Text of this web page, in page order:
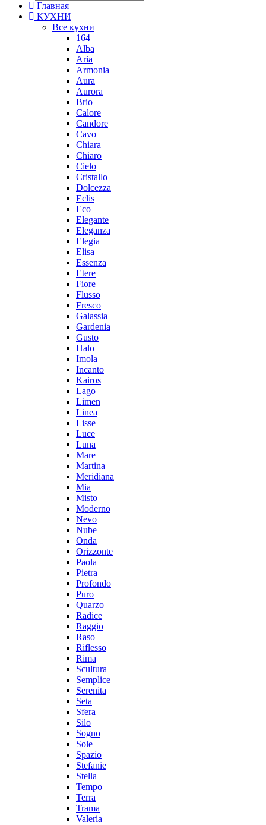
Главная
КУХНИ
Все кухни
164
Alba
Aria
Armonia
Aura
Aurora
Brio
Calore
Candore
Cavo
Chiara
Chiaro
Cielo
Cristallo
Dolcezza
Eclis
Eco
Elegante
Eleganza
Elegia
Elisa
Essenza
Etere
Fiore
Flusso
Fresco
Galassia
Gardenia
Gusto
Halo
Imola
Incanto
Kairos
Lago
Limen
Linea
Lisse
Luce
Luna
Mare
Martina
Meridiana
Mia
Misto
Moderno
Nevo
Nube
Onda
Orizzonte
Paola
Pietra
Profondo
Puro
Quarzo
Radice
Raggio
Raso
Riflesso
Rima
Scultura
Semplice
Serenita
Seta
Sfera
Silo
Sogno
Sole
Spazio
Stefanie
Stella
Tempo
Terra
Trama
Valeria